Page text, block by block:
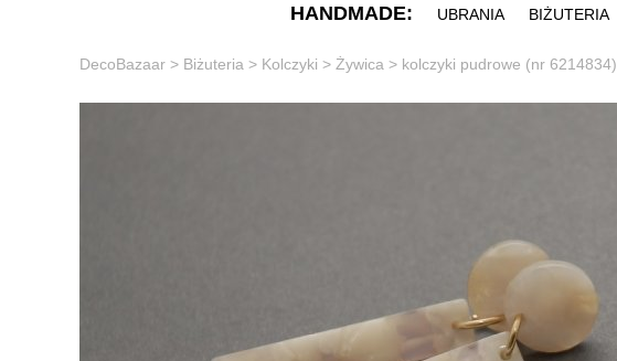
HANDMADE: UBRANIA BIŻUTERIA
DecoBazaar > Biżuteria > Kolczyki > Żywica > kolczyki pudrowe (nr 6214834)